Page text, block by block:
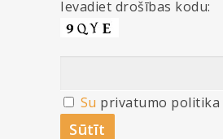
Ievadiet drošības kodu:
Su privatumo politika